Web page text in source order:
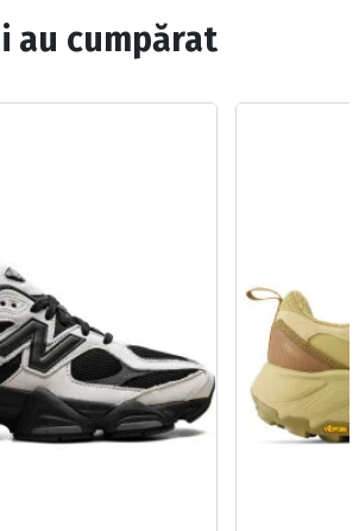
au cumpărat